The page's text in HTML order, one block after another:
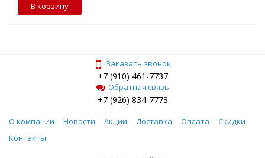
В корзину
Заказать звонок
+7 (910) 461-7737
Обратная связь
+7 (926) 834-7773
О компании Новости Акции Доставка Оплата
Скидки
Контакты